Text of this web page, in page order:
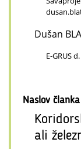
Dušan
E-GRUS
Naslov članka
ali